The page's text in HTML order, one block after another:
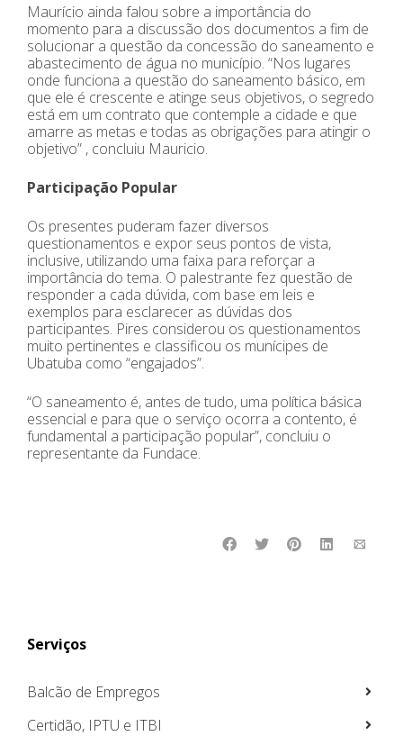
Maurício ainda falou sobre a importância do
momento para a discussão dos documentos a fim de
solucionar a questão da concessão do saneamento e
abastecimento de água no município. “Nos lugares
onde funciona a questão do saneamento básico, em
que ele é crescente e atinge seus objetivos, o segredo
está em um contrato que contemple a cidade e que
amarre as metas e todas as obrigações para atingir o
objetivo” , concluiu Mauricio.
Participação Popular
Os presentes puderam fazer diversos
questionamentos e expor seus pontos de vista,
inclusive, utilizando uma faixa para reforçar a
importância do tema. O palestrante fez questão de
responder a cada dúvida, com base em leis e
exemplos para esclarecer as dúvidas dos
participantes. Pires considerou os questionamentos
muito pertinentes e classificou os munícipes de
Ubatuba como “engajados”.
“O saneamento é, antes de tudo, uma política básica
essencial e para que o serviço ocorra a contento, é
fundamental a participação popular”, concluiu o
representante da Fundace.
Serviços
Balcão de Empregos
Certidão, IPTU e ITBI